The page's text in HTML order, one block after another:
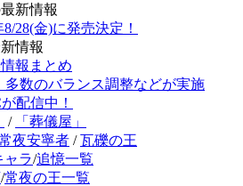
新情報
28(金)に発売決定！
情報
報まとめ
多数のバランス調整などが実施
配信中！
/
「葬儀屋」
夜安寧者 /瓦礫の王
ャラ/追憶一覧
/常夜の王一覧